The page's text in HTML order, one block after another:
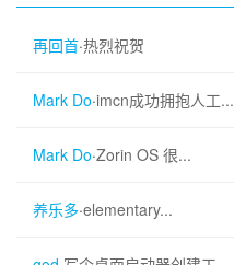
再回首·热烈祝贺
Mark Do·imcn成功拥抱人工...
Mark Do·Zorin OS 很...
养乐多·elementary...